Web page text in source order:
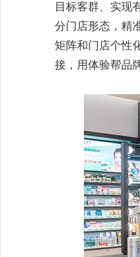
目标客群、实现
分门店形态，精
矩阵和门店个性
接，用体验帮品